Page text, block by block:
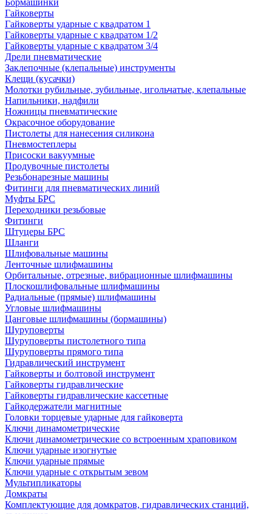
Бормашинки
Гайковерты
Гайковерты ударные с квадратом 1
Гайковерты ударные с квадратом 1/2
Гайковерты ударные с квадратом 3/4
Дрели пневматические
Заклепочные (клепальные) инструменты
Клещи (кусачки)
Молотки рубильные, зубильные, игольчатые, клепальные
Напильники, надфили
Ножницы пневматические
Окрасочное оборудование
Пистолеты для нанесения силикона
Пневмостеплеры
Присоски вакуумные
Продувочные пистолеты
Резьбонарезные машины
Фитинги для пневматических линий
Муфты БРС
Переходники резьбовые
Фитинги
Штуцеры БРС
Шланги
Шлифовальные машины
Ленточные шлифмашины
Орбитальные, отрезные, вибрационные шлифмашины
Плоскошлифовальные шлифмашины
Радиальные (прямые) шлифмашины
Угловые шлифмашины
Цанговые шлифмашины (бормашины)
Шуруповерты
Шуруповерты пистолетного типа
Шуруповерты прямого типа
Гидравлический инструмент
Гайковерты и болтовой инструмент
Гайковерты гидравлические
Гайковерты гидравлические кассетные
Гайкодержатели магнитные
Головки торцевые ударные для гайковерта
Ключи динамометрические
Ключи динамометрические со встроенным храповиком
Ключи ударные изогнутые
Ключи ударные прямые
Ключи ударные с открытым зевом
Мультипликаторы
Домкраты
Комплектующие для домкратов, гидравлических станций,